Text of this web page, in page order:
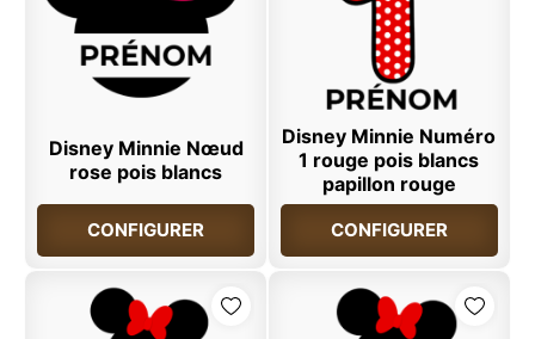
Disney Minnie Nœud
rose pois blancs
CONFIGURER
Disney Minnie Numéro
1 rouge pois blancs
papillon rouge
CONFIGURER